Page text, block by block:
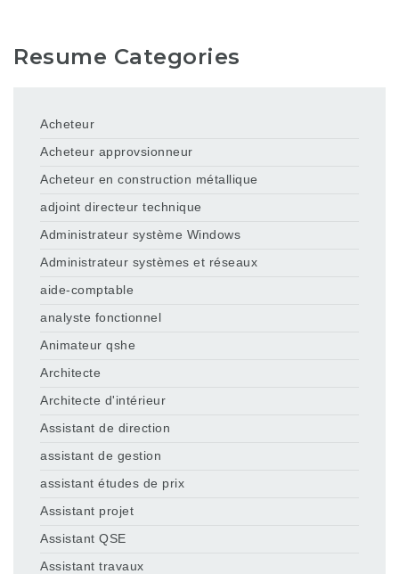
Resume Categories
Acheteur
Acheteur approvsionneur
Acheteur en construction métallique
adjoint directeur technique
Administrateur système Windows
Administrateur systèmes et réseaux
aide-comptable
analyste fonctionnel
Animateur qshe
Architecte
Architecte d'intérieur
Assistant de direction
assistant de gestion
assistant études de prix
Assistant projet
Assistant QSE
Assistant travaux